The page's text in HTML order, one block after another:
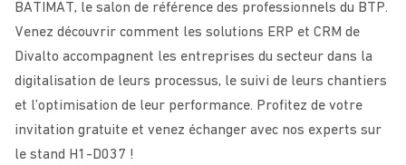
BATIMAT, le salon de référence des professionnels du BTP.
Venez découvrir comment les solutions ERP et CRM de
Divalto accompagnent les entreprises du secteur dans la
digitalisation de leurs processus, le suivi de leurs chantiers
et l’optimisation de leur performance. Profitez de votre
invitation gratuite et venez échanger avec nos experts sur
le stand H1-D037 !